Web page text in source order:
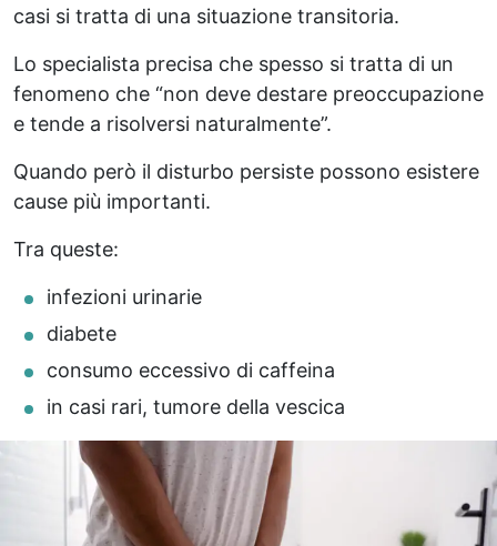
casi si tratta di una situazione transitoria.
Lo specialista precisa che spesso si tratta di un
fenomeno che “non deve destare preoccupazione
e tende a risolversi naturalmente”.
Quando però il disturbo persiste possono esistere
cause più importanti.
Tra queste:
infezioni urinarie
diabete
consumo eccessivo di caffeina
in casi rari, tumore della vescica